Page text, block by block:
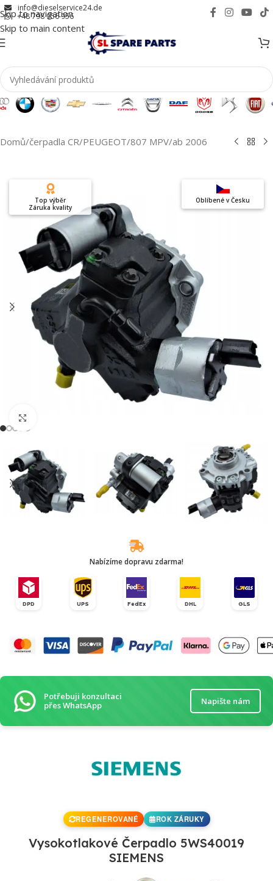
Skip to navigation
Skip to main content
info@dieselservice24.de
+48 798 956 956
Domů/čerpadla CR/PEUGEOT/807 MPV/ab 2006
Oblíbené v Česku
Top výběr
Záruka kvality
Nabízíme dopravu zdarma!
DPD UPS FedEx DHL GLS
Potřebuji konzultaci
přes WhatsApp
Napište nám
REGENEROVANÉ ROK ZÁRUKY
Vysokotlakové Čerpadlo 5WS40019
SIEMENS